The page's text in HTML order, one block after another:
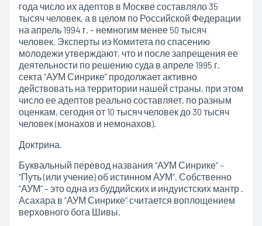
года число их адептов в Москве составляло 35
тысяч человек, а в целом по Российской Федерации
на апрель 1994 г. – немногим менее 50 тысяч
человек. Эксперты из Комитета по спасению
молодежи утверждают, что и после запрещения ее
деятельности по решению суда в апреле 1995 г.
секта “АУМ Синрике” продолжает активно
действовать на территории нашей страны, при этом
число ее адептов реально составляет, по разным
оценкам, сегодня от 10 тысяч человек до 30 тысяч
человек (монахов и немонахов).
Доктрина.
Буквальный перевод названия “АУМ Синрике” –
“Путь (или учение) об истинном АУМ”. Собственно
“АУМ” – это одна из буддийских и индуистских мантр .
Асахара в “АУМ Синрике” считается воплощением
верховного бога Шивы.